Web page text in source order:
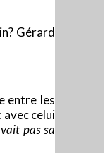
Gérard
entre les
celui
pas sa